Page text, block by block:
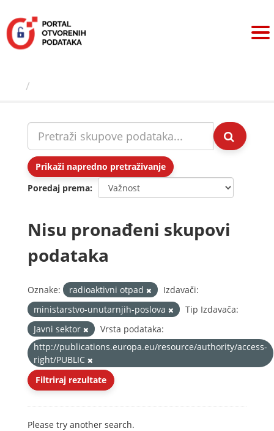
sadržaj
Prikaži napredno pretraživanje
Poredaj prema
Nisu pronađeni skupovi
podataka
Oznake: radioaktivni otpad
Izdavači:
ministarstvo-unutarnjih-poslova
Tip Izdavača:
Javni sektor
Vrsta podataka:
http://publications.europa.eu/resource/authority/access-
right/PUBLIC
Filtriraj rezultate
Please try another search.